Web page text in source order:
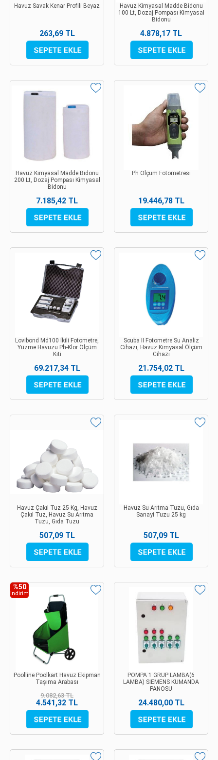
Havuz Savak Kenar Profili Beyaz
263,69 TL
Havuz Kimyasal Madde Bidonu
100 Lt, Dozaj Pompası Kimyasal
Bidonu
4.878,17 TL
Havuz Kimyasal Madde Bidonu
200 Lt, Dozaj Pompası Kimyasal
Bidonu
7.185,42 TL
Ph Ölçüm Fotometresi
19.446,78 TL
Lovibond Md100 İkili Fotometre,
Yüzme Havuzu Ph-Klor Ölçüm
Kiti
69.217,34 TL
Scuba II Fotometre Su Analiz
Cihazı, Havuz Kimyasal Ölçüm
Cihazı
21.754,02 TL
Havuz Çakıl Tuz 25 Kg, Havuz
Çakıl Tuz, Havuz Su Arıtma
Tuzu, Gıda Tuzu
507,09 TL
Havuz Su Arıtma Tuzu, Gıda
Sanayi Tuzu 25 kg
507,09 TL
%50
indirim
Poolline Poolkart Havuz Ekipman
Taşıma Arabası
9.082,63 TL
4.541,32 TL
POMPA 1 GRUP LAMBA(6
LAMBA) SIEMENS KUMANDA
PANOSU
24.480,00 TL